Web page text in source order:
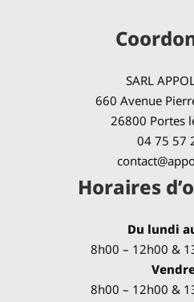
SARL
660 Avenue
26800 Portes
04 75 57
Horaires
Du lundi
8h00 – 12h00 &
8h00 – 12h00 &